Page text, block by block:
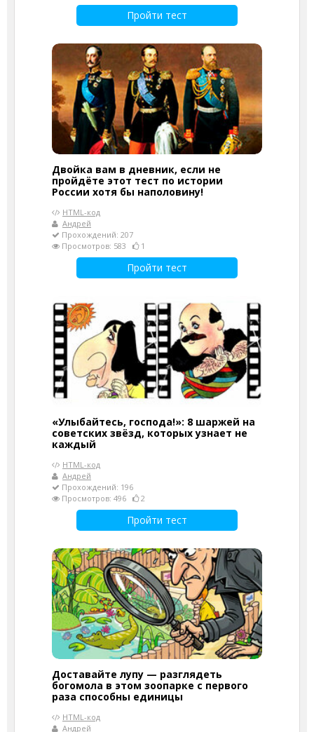
Пройти тест
Двойка вам в дневник, если не
пройдёте этот тест по истории
России хотя бы наполовину!
HTML-код
Андрей
Прохождений: 207
Просмотров: 583
1
Пройти тест
«Улыбайтесь, господа!»: 8 шаржей на
советских звёзд, которых узнает не
каждый
HTML-код
Андрей
Прохождений: 196
Просмотров: 496
2
Пройти тест
Доставайте лупу — разглядеть
богомола в этом зоопарке с первого
раза способны единицы
HTML-код
Андрей